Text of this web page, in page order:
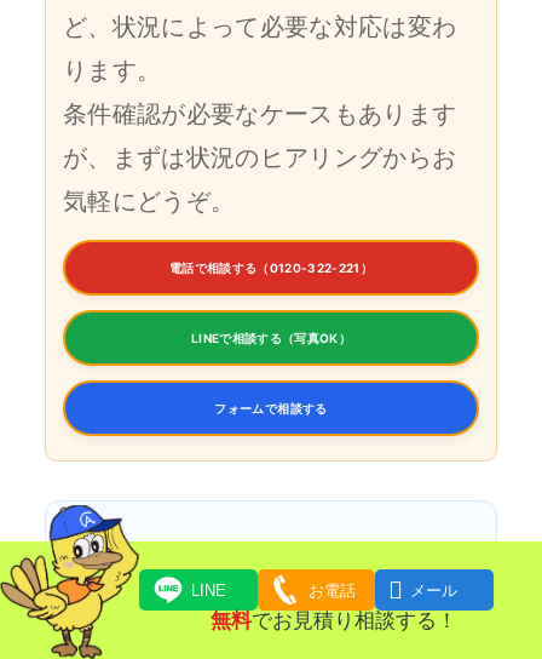
ど、状況によって必要な対応は変わ
ります。
条件確認が必要なケースもあります
が、まずは状況のヒアリングからお
気軽にどうぞ。
電話で相談する（0120-322-221）
LINEで相談する（写真OK）
フォームで相談する
この記事に近いご相談はこちら
LINE お電話  メール
無料でお見積り相談する！